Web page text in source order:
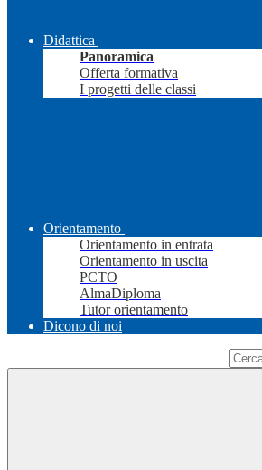
Didattica
Panoramica
Offerta formativa
I progetti delle classi
Orientamento
Orientamento in entrata
Orientamento in uscita
PCTO
AlmaDiploma
Tutor orientamento
Dicono di noi